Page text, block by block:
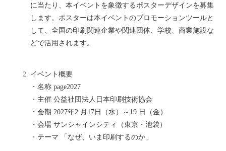
に当たり、本イベントを象徴するポスターデザインを募集
します。ポスターは本イベントのプロモーションツールと
して、全国の印刷関連企業や関連団体、学校、商業施設な
どで活用されます。
イベント概要
・名称 page2027
・主催 公益社団法人日本印刷技術協会
・会期 2027年2 月17日（水）～19 日（金）
・会場 サンシャインシティ（東京・池袋）
・テーマ 「なぜ、いま印刷するのか」